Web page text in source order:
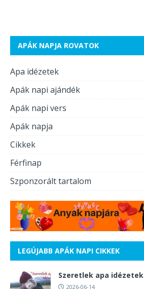
APÁK NAPJA ROVATOK
Apa idézetek
Apák napi ajándék
Apák napi vers
Apák napja
Cikkek
Férfinap
Szponzorált tartalom
LEGÚJABB APÁK NAPI CIKKEK
Szeretlek apa idézetek
2026-06-14